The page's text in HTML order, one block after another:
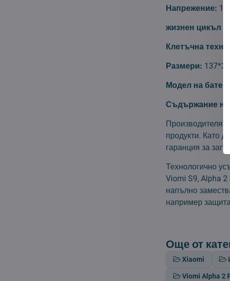
Напрежение:
жизнен цикъл
Клетъчна
Размери:
Модел на
Съдържание на
Производителят
продукти. Като
гаранция за
Технологично
Viomi S9, Alpha
напълно
например
Още от
Xiaomi
Viomi Alpha 2